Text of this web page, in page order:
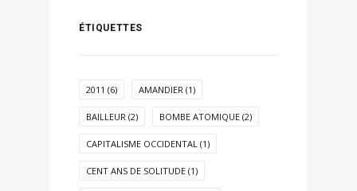
ÉTIQUETTES
2011 (6) AMANDIER (1)
BAILLEUR (2) BOMBE ATOMIQUE (2)
CAPITALISME OCCIDENTAL (1)
CENT ANS DE SOLITUDE (1)